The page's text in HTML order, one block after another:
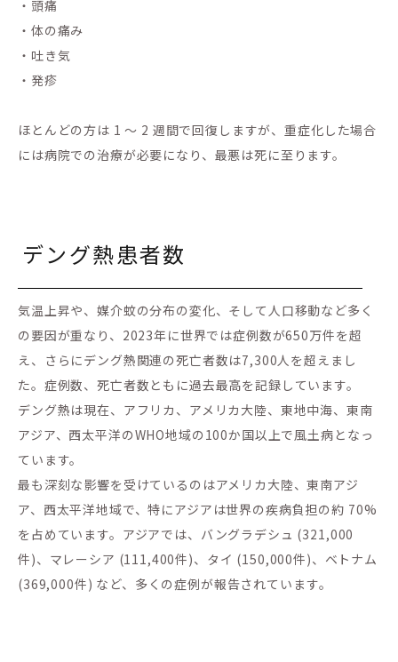
・頭痛
・体の痛み
・吐き気
・発疹
ほとんどの方は 1 ～ 2 週間で回復しますが、重症化した場合
には病院での治療が必要になり、最悪は死に至ります。
デング熱患者数
気温上昇や、媒介蚊の分布の変化、そして人口移動など多く
の要因が重なり、2023年に世界では症例数が650万件を超
え、さらにデング熱関連の死亡者数は7,300人を超えまし
た。症例数、死亡者数ともに過去最高を記録しています。
デング熱は現在、アフリカ、アメリカ大陸、東地中海、東南
アジア、西太平洋のWHO地域の100か国以上で風土病となっ
ています。
最も深刻な影響を受けているのはアメリカ大陸、東南アジ
ア、西太平洋地域で、特にアジアは世界の疾病負担の約 70%
を占めています。アジアでは、バングラデシュ (321,000
件)、マレーシア (111,400件)、タイ (150,000件)、ベトナム
(369,000件) など、多くの症例が報告されています。